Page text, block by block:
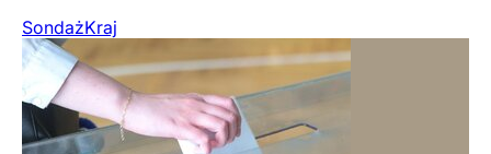
SondażKraj